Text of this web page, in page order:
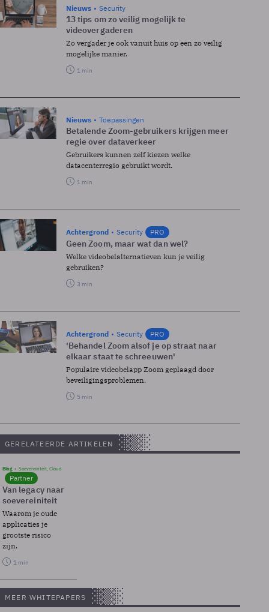
Nieuws Security
13 tips om zo veilig mogelijk te
videovergaderen
Zo vergader je ook vanuit huis op een zo veilig
mogelijke manier.
1 min
Nieuws Toepassingen
Betalende Zoom-gebruikers krijgen meer
regie over dataverkeer
Gebruikers kunnen zelf kiezen welke
datacenterregio gebruikt wordt.
1 min
Achtergrond Security PRO
Geen Zoom, maar wat dan wel?
Welke videobelalternatieven kun je veilig
gebruiken?
3 min
Achtergrond Security PRO
'Behandel Zoom alsof je op straat naar
elkaar staat te schreeuwen'
Populaire videobelapp Zoom geplaagd door
beveiligingsproblemen.
5 min
GERELATEERDE ARTIKELEN
Blog Soevereinteit, Cloud
Partner
Van legacy naar
soevereiniteit
Waarom je oude
applicaties je
grootste risico
zijn.
1 min
MEER WHITEPAPERS